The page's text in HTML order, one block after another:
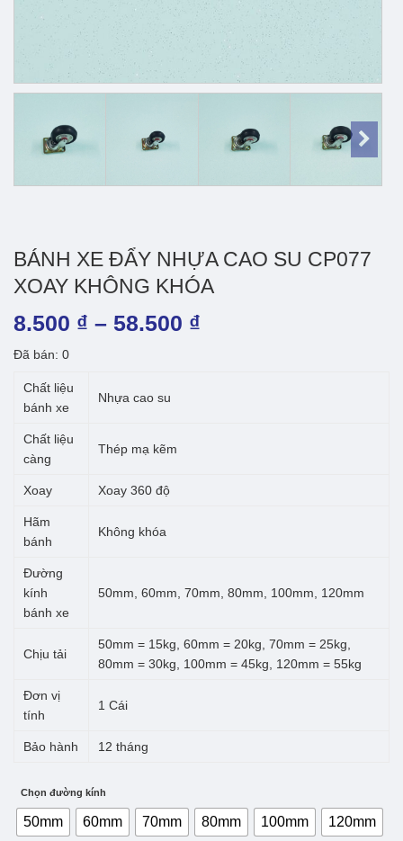
BÁNH XE ĐẨY NHỰA CAO SU CP077
XOAY KHÔNG KHÓA
8.500 ₫ – 58.500 ₫
Đã bán: 0
Chất liệu
bánh xe
Nhựa cao su
Chất liệu
càng
Thép mạ kẽm
Xoay Xoay 360 độ
Hãm
bánh
Không khóa
Đường
kính
bánh xe
50mm, 60mm, 70mm, 80mm, 100mm, 120mm
Chịu tải
50mm = 15kg, 60mm = 20kg, 70mm = 25kg,
80mm = 30kg, 100mm = 45kg, 120mm = 55kg
Đơn vị
tính
1 Cái
Bảo hành 12 tháng
Chọn đường kính
50mm 60mm 70mm 80mm 100mm 120mm